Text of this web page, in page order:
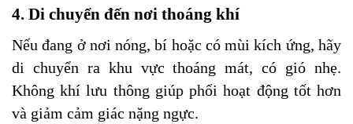
4. Di chuyển đến nơi thoáng khí
Nếu đang ở nơi nóng, bí hoặc có mùi kích ứng, hãy
di chuyển ra khu vực thoáng mát, có gió nhẹ.
Không khí lưu thông giúp phổi hoạt động tốt hơn
và giảm cảm giác nặng ngực.